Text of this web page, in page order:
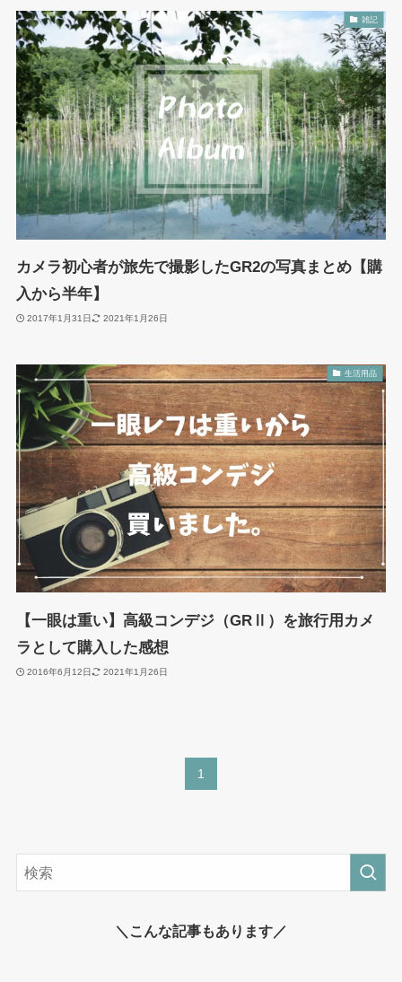
雑記
カメラ初心者が旅先で撮影したGR2の写真まとめ【購
入から半年】
2017年1月31日 2021年1月26日
生活用品
【一眼は重い】高級コンデジ（GRⅡ）を旅行用カメ
ラとして購入した感想
2016年6月12日 2021年1月26日
1
＼こんな記事もあります／